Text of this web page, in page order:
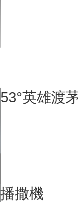
53°英雄渡
播撒機